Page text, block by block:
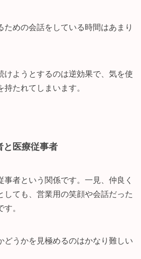
ための会話をしている時間はあまり
けようとするのは逆効果で、気を使
たれてしまいます。
医療従事者
事者という関係です。一見、仲良く
しても、営業用の笑顔や会話だった
。
どうかを見極めるのはかなり難しい